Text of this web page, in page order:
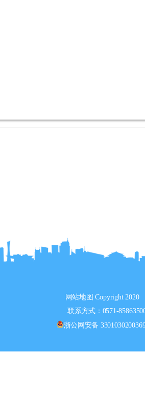
网站地图 Copyright 2020
联系方式：0571-
浙公网安备